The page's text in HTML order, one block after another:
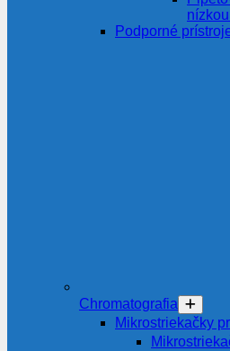
Podporné
Chromatografia
Mikrostriekačky